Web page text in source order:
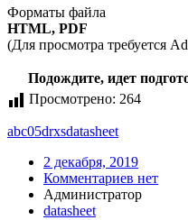
Форматы файла
HTML, PDF
(Для просмотра требуется
Подождите, идет
Просмотрено: 264
abc05drxsdatasheet
2 декабря, 2019
Комментариев нет
Администратор
datasheet